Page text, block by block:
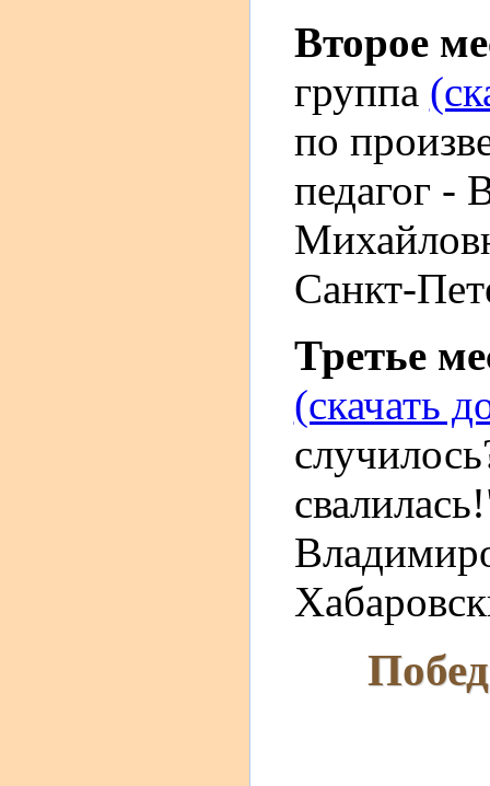
Второе
группа
по
педагог -
Санкт-
Третье
(скачать